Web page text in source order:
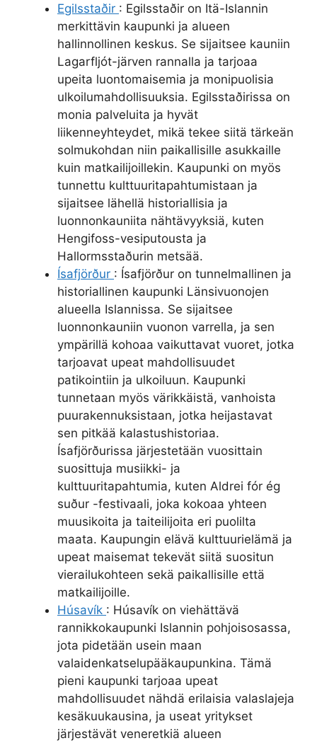
Egilsstaðir : Egilsstaðir on Itä-Islannin
merkittävin kaupunki ja alueen
hallinnollinen keskus. Se sijaitsee kauniin
Lagarfljót-järven rannalla ja tarjoaa
upeita luontomaisemia ja monipuolisia
ulkoilumahdollisuuksia. Egilsstaðirissa on
monia palveluita ja hyvät
liikenneyhteydet, mikä tekee siitä tärkeän
solmukohdan niin paikallisille asukkaille
kuin matkailijoillekin. Kaupunki on myös
tunnettu kulttuuritapahtumistaan ja
sijaitsee lähellä historiallisia ja
luonnonkauniita nähtävyyksiä, kuten
Hengifoss-vesiputousta ja
Hallormsstaðurin metsää.
Ísafjörður : Ísafjörður on tunnelmallinen ja
historiallinen kaupunki Länsivuonojen
alueella Islannissa. Se sijaitsee
luonnonkauniin vuonon varrella, ja sen
ympärillä kohoaa vaikuttavat vuoret, jotka
tarjoavat upeat mahdollisuudet
patikointiin ja ulkoiluun. Kaupunki
tunnetaan myös värikkäistä, vanhoista
puurakennuksistaan, jotka heijastavat
sen pitkää kalastushistoriaa.
Ísafjörðurissa järjestetään vuosittain
suosittuja musiikki- ja
kulttuuritapahtumia, kuten Aldrei fór ég
suður -festivaali, joka kokoaa yhteen
muusikoita ja taiteilijoita eri puolilta
maata. Kaupungin elävä kulttuurielämä ja
upeat maisemat tekevät siitä suositun
vierailukohteen sekä paikallisille että
matkailijoille.
Húsavík : Húsavík on viehättävä
rannikkokaupunki Islannin pohjoisosassa,
jota pidetään usein maan
valaidenkatselupääkaupunkina. Tämä
pieni kaupunki tarjoaa upeat
mahdollisuudet nähdä erilaisia valaslajeja
kesäkuukausina, ja useat yritykset
järjestävät veneretkiä alueen